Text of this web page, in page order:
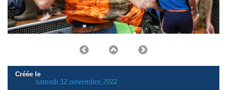
Créée le
samedi 12 novembre 2022